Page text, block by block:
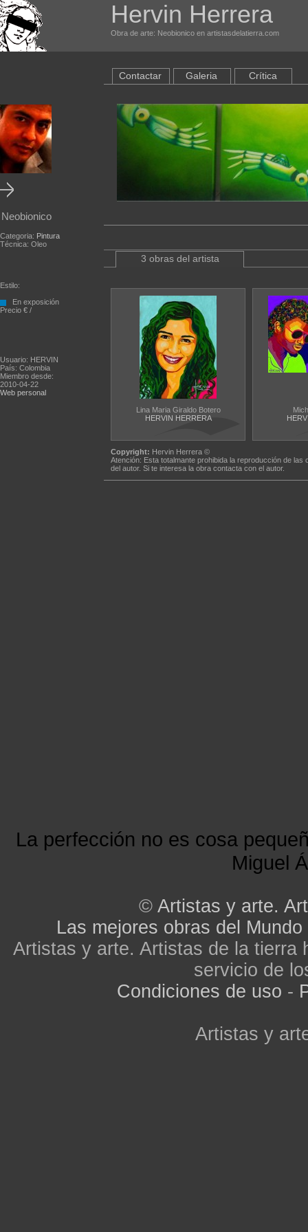
Hervin Herrera
Obra de arte: Neobionico en artistasdelatierra.com
Neobionico
Categoria: Pintura
Técnica: Oleo
Estilo:
En exposición
Precio € /
Usuario: HERVIN
País: Colombia
Miembro desde:
2010-04-22
Web personal
Contactar Galeria Crítica
3 obras del artista
Lina Maria Giraldo Botero
HERVIN HERRERA
Copyright: Hervin Herrera ©
Atención: Esta totalmante prohibida la reproducción de
del autor. Si te interesa la obra contacta con el autor.
La perfección no es cosa
Miguel
© Artistas y arte.
Las mejores obras del Mundo
Artistas y arte. Artistas de la tierra
servicio de
Condiciones de uso -
Artistas y